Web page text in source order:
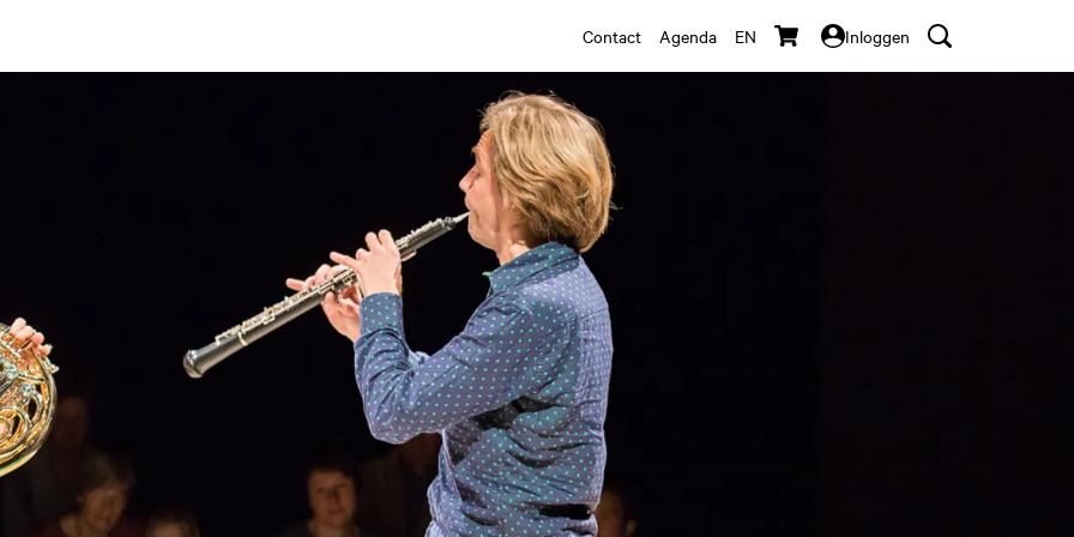
Contact Agenda EN Inloggen